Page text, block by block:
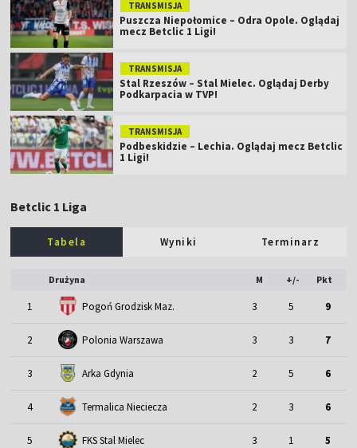
TRANSMISJA
Puszcza Niepołomice – Odra Opole. Oglądaj
mecz Betclic 1 Ligi!
TRANSMISJA
Stal Rzeszów – Stal Mielec. Oglądaj Derby
Podkarpacia w TVP!
TRANSMISJA
Podbeskidzie – Lechia. Oglądaj mecz Betclic
1 Ligi!
Betclic 1 Liga
Tabela Wyniki Terminarz
Drużyna M +/- Pkt
1 Pogoń Grodzisk Maz. 3 5 9
2 Polonia Warszawa 3 3 7
3 Arka Gdynia 2 5 6
4 Termalica Nieciecza 2 3 6
5 FKS Stal Mielec 3 1 5